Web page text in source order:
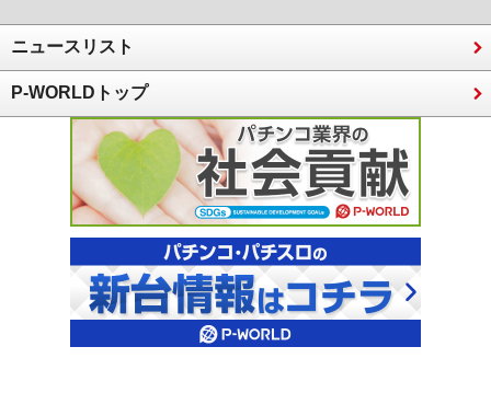
ニュースリスト
P-WORLDトップ